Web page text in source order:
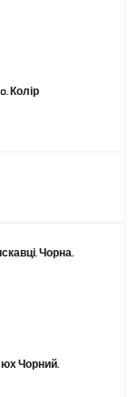
Колір
Чорна.
Чорний.